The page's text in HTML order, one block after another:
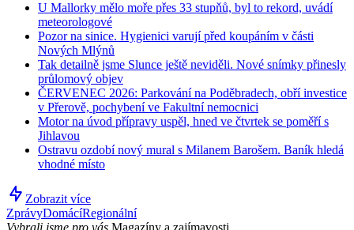
U Mallorky mělo moře přes 33 stupňů, byl to rekord, uvádí
meteorologové
Pozor na sinice. Hygienici varují před koupáním v části
Nových Mlýnů
Tak detailně jsme Slunce ještě neviděli. Nové snímky přinesly
průlomový objev
ČERVENEC 2026: Parkování na Poděbradech, obří investice
v Přerově, pochybení ve Fakultní nemocnici
Motor na úvod přípravy uspěl, hned ve čtvrtek se poměří s
Jihlavou
Ostravu ozdobí nový mural s Milanem Barošem. Baník hledá
vhodné místo
Zobrazit více
ZprávyDomácíRegionální